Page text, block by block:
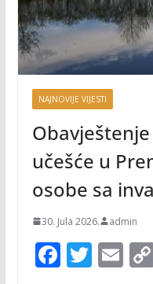
NAJNOVIJE VIJESTI
učešće u
osobe sa
30. Jula 2026. admin
F T E